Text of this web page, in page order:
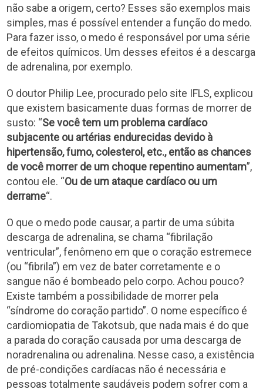
não sabe a origem, certo? Esses são exemplos mais
simples, mas é possível entender a função do medo.
Para fazer isso, o medo é responsável por uma série
de efeitos químicos. Um desses efeitos é a descarga
de adrenalina, por exemplo.
O doutor Philip Lee, procurado pelo site IFLS, explicou
que existem basicamente duas formas de morrer de
susto: “Se você tem um problema cardíaco
subjacente ou artérias endurecidas devido à
hipertensão, fumo, colesterol, etc., então as chances
de você morrer de um choque repentino aumentam”,
contou ele. “Ou de um ataque cardíaco ou um
derrame“.
O que o medo pode causar, a partir de uma súbita
descarga de adrenalina, se chama “fibrilação
ventricular”, fenômeno em que o coração estremece
(ou “fibrila”) em vez de bater corretamente e o
sangue não é bombeado pelo corpo. Achou pouco?
Existe também a possibilidade de morrer pela
“síndrome do coração partido”. O nome específico é
cardiomiopatia de Takotsub, que nada mais é do que
a parada do coração causada por uma descarga de
noradrenalina ou adrenalina. Nesse caso, a existência
de pré-condições cardíacas não é necessária e
pessoas totalmente saudáveis podem sofrer com a